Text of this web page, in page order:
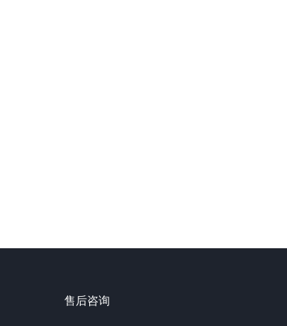
售后咨询